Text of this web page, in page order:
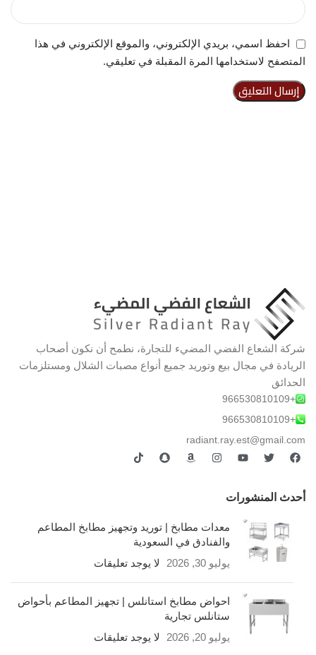
احفظ اسمي، بريدي الإلكتروني، والموقع الإلكتروني في هذا
المتصفح لاستخدامها المرة المقبلة في تعليقي.
شركة الشعاع الفضي المضيء للتجارة، نطمح أن نكون أصحاب
الريادة في مجال بيع وتوريد جميع أنواع مصبات الشلال ومستلزمات
الحدائق
+966530810109
+966530810109
radiant.ray.est@gmail.com
أحدث المنشورات
معدات مطابخ | توريد وتجهيز مطابخ المطاعم
والفنادق في السعودية
يوليو 30, 2026
لا يوجد تعليقات
احواض مطابخ استانلس | تجهيز المطاعم بأحواض
ستانلس تجارية
يوليو 20, 2026
لا يوجد تعليقات